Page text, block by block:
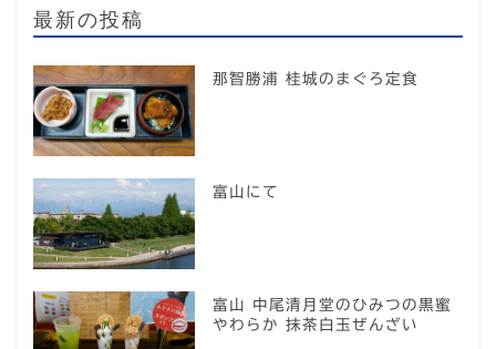
最新の投稿
那智勝浦 桂城のまぐろ定食
富山にて
富山 中尾清月堂のひみつの黒蜜
やわらか 抹茶白玉ぜんざい